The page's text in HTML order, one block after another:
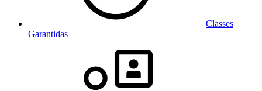
Classes
Garantidas